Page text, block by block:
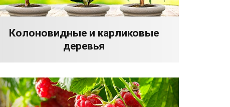
Колоновидные и карликовые
деревья